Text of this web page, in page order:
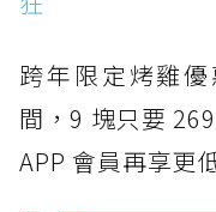
跨年限定烤雞
間，9 塊只要
APP 會員再享更